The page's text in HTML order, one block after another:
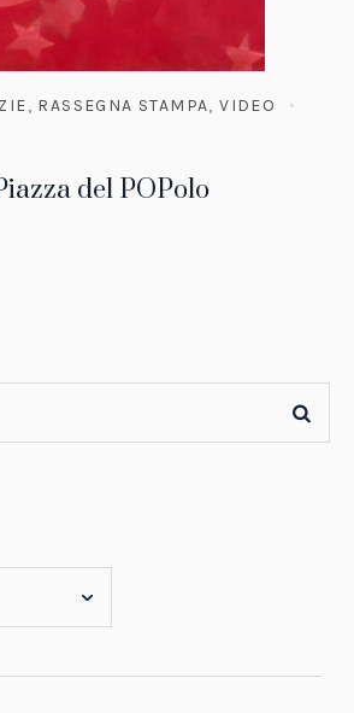
, RASSEGNA STAMPA,VIDEO
del POPolo